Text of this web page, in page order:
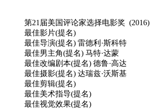
第21届美国评论家选择电影奖 (2016)
最佳影片(提名)
最佳导演(提名) 雷德利·斯科特
最佳男主角(提名) 马特·达蒙
最佳改编剧本(提名) 德鲁·高达
最佳摄影(提名) 达瑞兹·沃斯基
最佳剪辑(提名)
最佳美术指导(提名)
最佳视觉效果(提名)